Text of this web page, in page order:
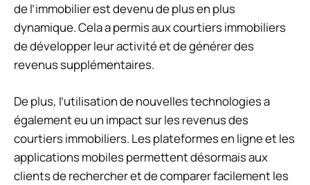
de l’immobilier est devenu de plus en plus
dynamique. Cela a permis aux courtiers immobiliers
de développer leur activité et de générer des
revenus supplémentaires.
De plus, l’utilisation de nouvelles technologies a
également eu un impact sur les revenus des
courtiers immobiliers. Les plateformes en ligne et les
applications mobiles permettent désormais aux
clients de rechercher et de comparer facilement les